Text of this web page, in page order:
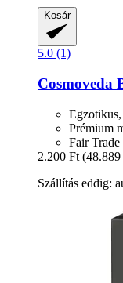
Kosár
5.0 (1)
Cosmoveda
Prémium
Fair Trade
2.200 Ft
Szállítás eddig: